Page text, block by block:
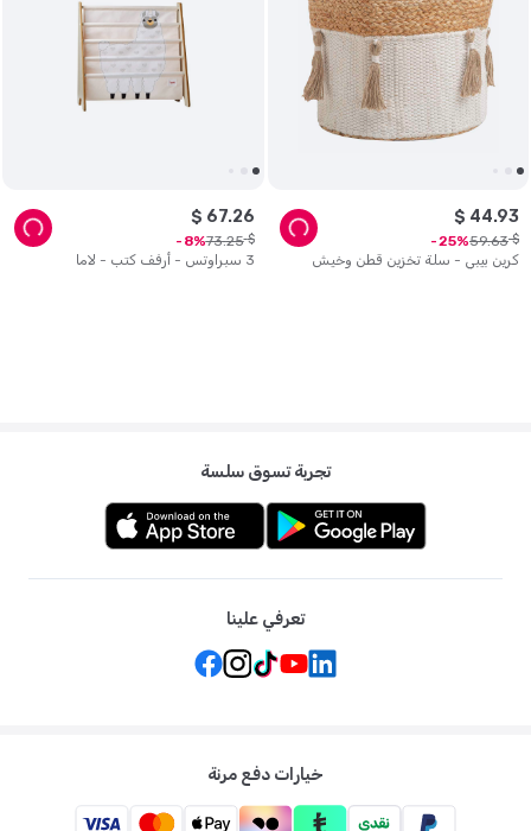
كرين بيبي - سلة تخزين قطن وخيش
$ 44.93
$
59.63
25
3 سبراوتس - أرفف كتب - لاما
$ 67.26
$
73.25
8
تجربة تسوق سلسة
تعرفي علينا
خيارات دفع مرنة